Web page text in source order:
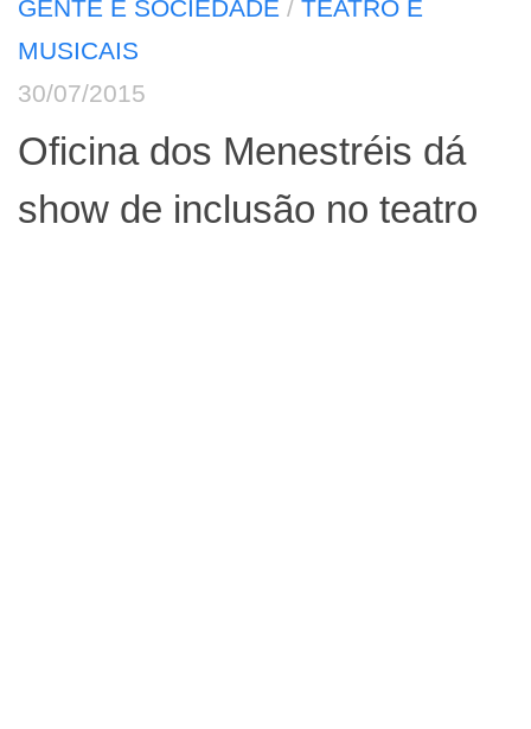
GENTE E SOCIEDADE / TEATRO E
MUSICAIS
30/07/2015
Oficina dos Menestréis dá
show de inclusão no teatro